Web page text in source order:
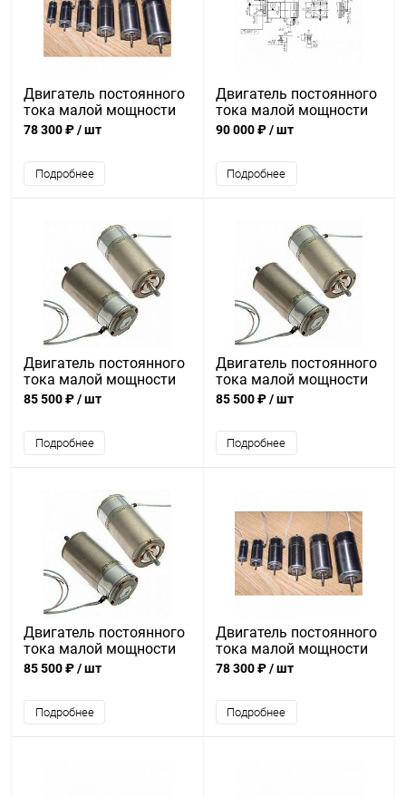
Двигатель постоянного
тока малой мощности
ДПР-42-Н1-02
78 300 ₽/ шт
Подробнее
Двигатель постоянного
тока малой мощности
ДПР-62-Н1-03Б
90 000 ₽/ шт
Подробнее
Двигатель постоянного
тока малой мощности
ДПР-52-Н1-07Б
85 500 ₽/ шт
Подробнее
Двигатель постоянного
тока малой мощности
ДПР-52-Ф2-02
85 500 ₽/ шт
Подробнее
Двигатель постоянного
тока малой мощности
ДПР-52-Н9-15
85 500 ₽/ шт
Подробнее
Двигатель постоянного
тока малой мощности
ДПР-42-Н4-01
78 300 ₽/ шт
Подробнее